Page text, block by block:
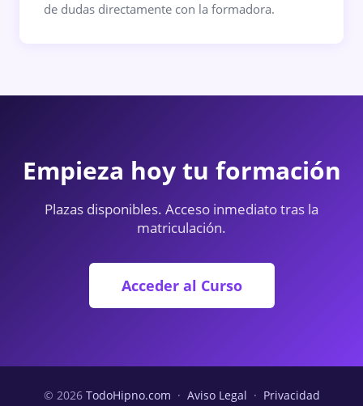
de dudas directamente con la formadora.
Empieza hoy tu formación
Plazas disponibles. Acceso inmediato tras la
matriculación.
Acceder al Curso
© 2026 TodoHipno.com · Aviso Legal · Privacidad